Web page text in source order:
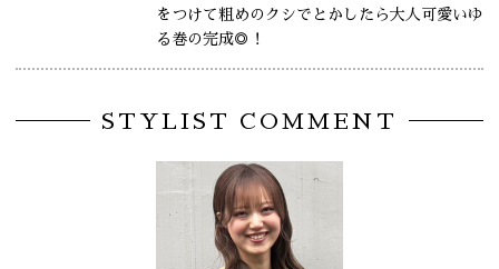
をつけて粗めのクシでとかしたら大人可愛いゆ
る巻の完成◎！
STYLIST COMMENT